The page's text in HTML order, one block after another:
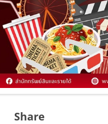
Share